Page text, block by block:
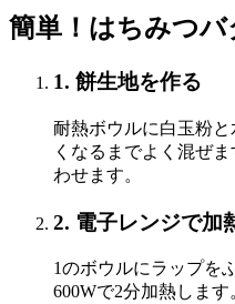
簡単！はちみつ
1. 餅生地を作る
耐熱ボウルに白玉粉
くなるまでよく混ぜ
わせます。
2. 電子レンジで加
1のボウルにラップを
600Wで2分加熱しま